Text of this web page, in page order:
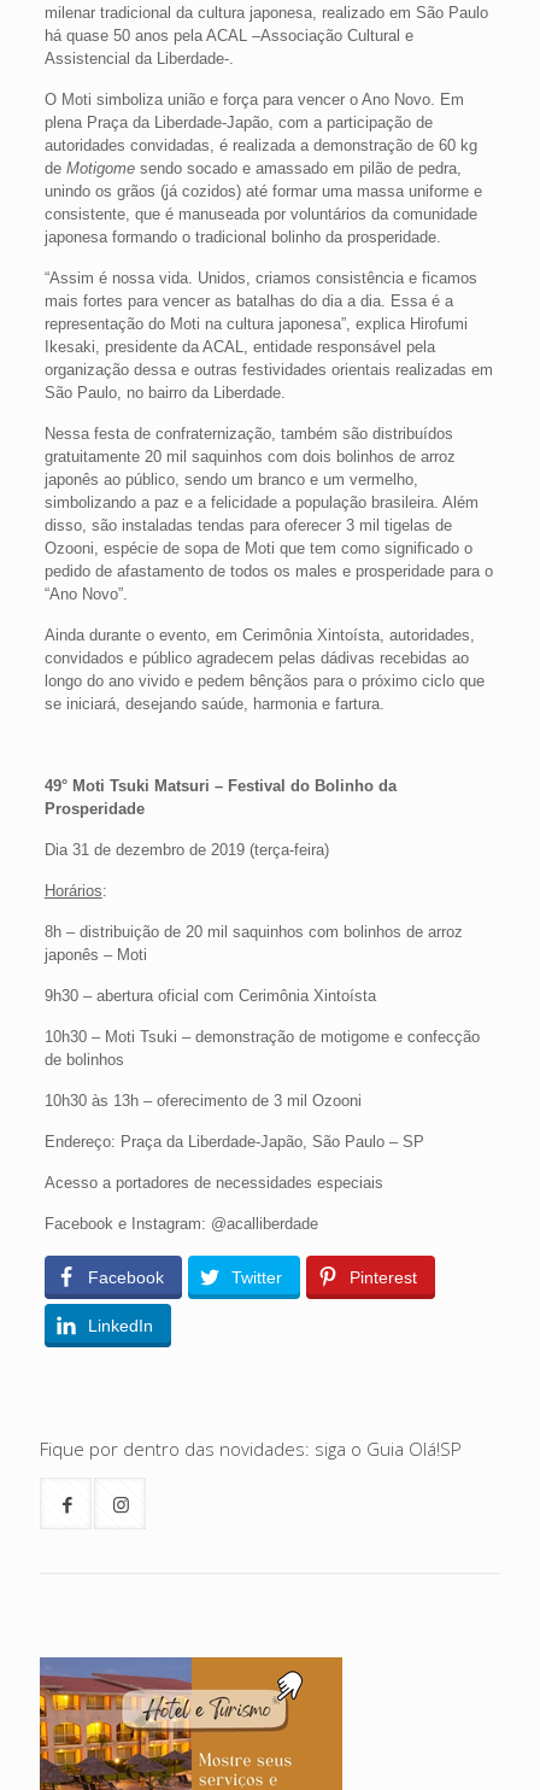
milenar tradicional da cultura japonesa, realizado em São Paulo
há quase 50 anos pela ACAL –Associação Cultural e
Assistencial da Liberdade-.
O Moti simboliza união e força para vencer o Ano Novo. Em
plena Praça da Liberdade-Japão, com a participação de
autoridades convidadas, é realizada a demonstração de 60 kg
de Motigomesendo socado e amassado em pilão de pedra,
unindo os grãos (já cozidos) até formar uma massa uniforme e
consistente, que é manuseada por voluntários da comunidade
japonesa formando o tradicional bolinho da prosperidade.
“Assim é nossa vida. Unidos, criamos consistência e ficamos
mais fortes para vencer as batalhas do dia a dia. Essa é a
representação do Moti na cultura japonesa”, explica Hirofumi
Ikesaki, presidente da ACAL, entidade responsável pela
organização dessa e outras festividades orientais realizadas em
São Paulo, no bairro da Liberdade.
Nessa festa de confraternização, também são distribuídos
gratuitamente 20 mil saquinhos com dois bolinhos de arroz
japonês ao público, sendo um branco e um vermelho,
simbolizando a paz e a felicidade a população brasileira. Além
disso, são instaladas tendas para oferecer 3 mil tigelas de
Ozooni, espécie de sopa de Moti que tem como significado o
pedido de afastamento de todos os males e prosperidade para o
“Ano Novo”.
Ainda durante o evento, em Cerimônia Xintoísta, autoridades,
convidados e público agradecem pelas dádivas recebidas ao
longo do ano vivido e pedem bênçãos para o próximo ciclo que
se iniciará, desejando saúde, harmonia e fartura.
49° Moti Tsuki Matsuri – Festival do Bolinho da
Prosperidade
Dia 31 de dezembro de 2019 (terça-feira)
Horários:
8h – distribuição de 20 mil saquinhos com bolinhos de arroz
japonês – Moti
9h30 – abertura oficial com Cerimônia Xintoísta
10h30 – Moti Tsuki – demonstração de motigome e confecção
de bolinhos
10h30 às 13h – oferecimento de 3 mil Ozooni
Endereço: Praça da Liberdade-Japão, São Paulo – SP
Acesso a portadores de necessidades especiais
Facebook e Instagram: @acalliberdade
Facebook Twitter Pinterest
LinkedIn
Fique por dentro das novidades: siga o Guia Olá!SP